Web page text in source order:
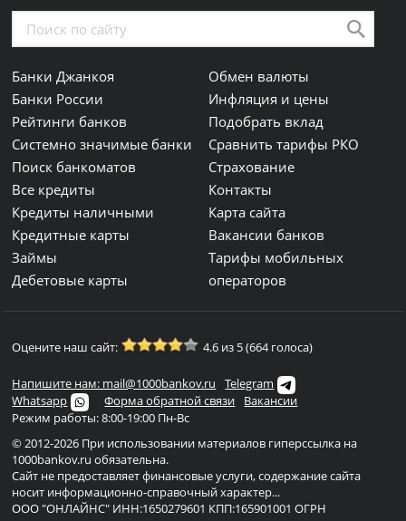
Банки Джанкоя
Банки России
Рейтинги банков
Системно значимые банки
Поиск банкоматов
Все кредиты
Кредиты наличными
Кредитные карты
Займы
Дебетовые карты
Обмен валюты
Инфляция и цены
Подобрать вклад
Сравнить тарифы РКО
Страхование
Контакты
Карта сайта
Вакансии банков
Тарифы мобильных
операторов
Оцените наш сайт: 4.6 из 5 (664 голоса)
Напишите нам: mail@1000bankov.ru
Telegram
Whatsapp
Форма обратной связи
Вакансии
Режим работы: 8:00-19:00 Пн-Вс
© 2012-2026 При использовании материалов гиперссылка на
1000bankov.ru обязательна.
Сайт не предоставляет финансовые услуги, содержание сайта
носит информационно-справочный характер...
ООО "ОНЛАЙНС" ИНН:1650279601 КПП:165901001 ОГРН